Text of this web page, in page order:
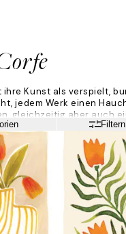
ihre Kunst als verspielt,
jedem Werk einen
gleichzeitig aber auch
einzuflechten. Aufgrund
sie für ihre Bilder
aber auch ständig
Kunst immer